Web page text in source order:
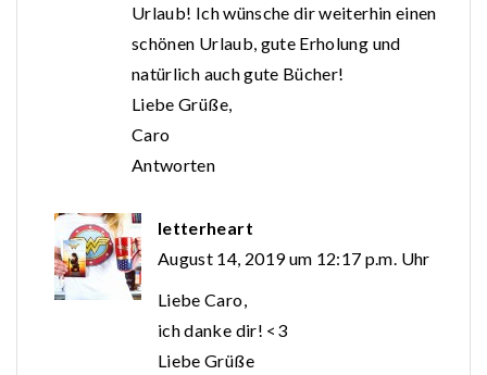
Urlaub! Ich wünsche dir weiterhin einen
schönen Urlaub, gute Erholung und
natürlich auch gute Bücher!
Liebe Grüße,
Caro
Antworten
letterheart
August 14, 2019 um 12:17 p.m. Uhr
Liebe Caro,
ich danke dir! <3
Liebe Grüße